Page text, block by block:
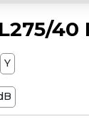
40
Y